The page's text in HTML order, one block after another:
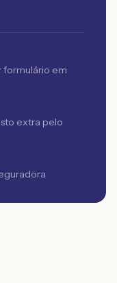
formulário em
extra pelo